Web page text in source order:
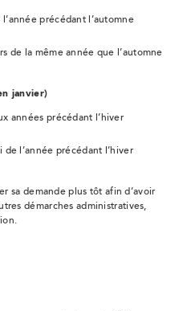
précédant l’automne
de la même année que l’automne
janvier)
années précédant l’hiver
l’année précédant l’hiver
sa demande plus tôt afin d’avoir
démarches administratives,